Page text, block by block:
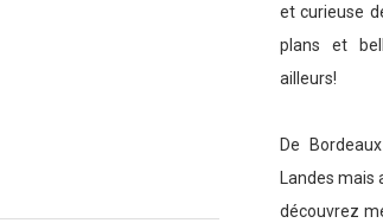
et curieuse
plans et
ailleurs!
De
Landes mais
découvrez